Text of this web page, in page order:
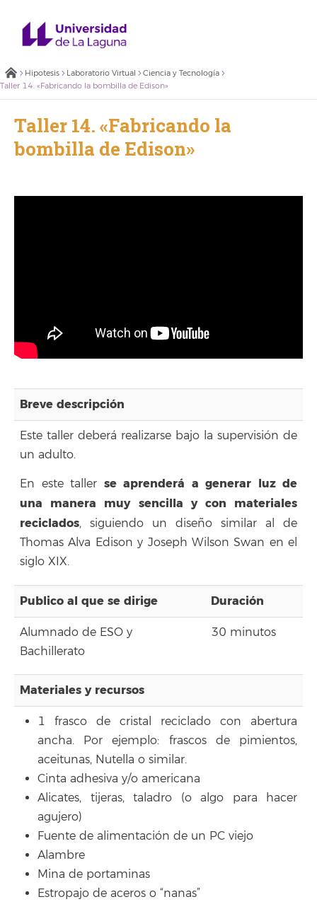
Hipotesis Laboratorio Virtual
Ciencia y Tecnología
Taller 14. «Fabricando la bombilla de Edison»
Taller 14. «Fabricando la
bombilla de Edison»
Breve descripción
Este taller deberá realizarse bajo la supervisión de
un adulto.
En este taller se aprenderá a generar luz de
una manera muy sencilla y con materiales
reciclados, siguiendo un diseño similar al de
Thomas Alva Edison y Joseph Wilson Swan en el
siglo XIX.
Publico al que se dirige Duración
Alumnado de ESO y
Bachillerato
30 minutos
Materiales y recursos
1 frasco de cristal reciclado con abertura
ancha. Por ejemplo: frascos de pimientos,
aceitunas, Nutella o similar.
Cinta adhesiva y/o americana
Alicates, tijeras, taladro (o algo para hacer
agujero)
Fuente de alimentación de un PC viejo
Alambre
Mina de portaminas
Estropajo de aceros o “nanas”